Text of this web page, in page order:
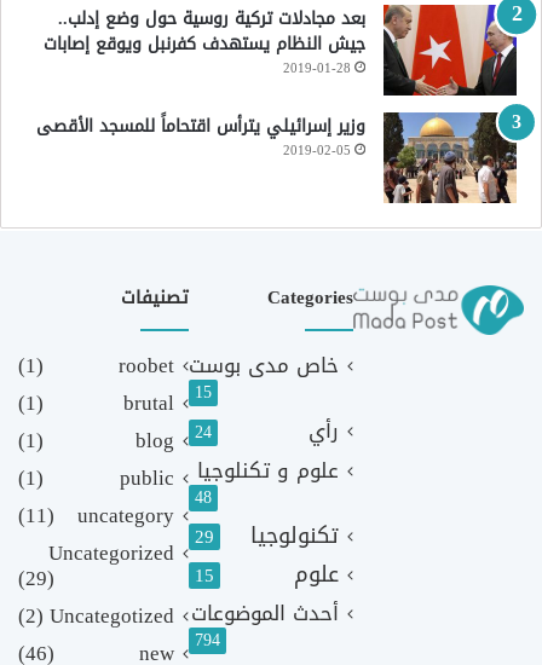
بعد مجادلات تركية روسية حول وضع إدلب..
جيش النظام يستهدف كفرنبل ويوقع إصابات
2019-01-28
وزير إسرائيلي يترأس اقتحاماً للمسجد الأقصى
2019-02-05
Categories
خاص مدى بوست
15
رأي 24
علوم و تكنلوجيا
48
تكنولوجيا 29
علوم 15
أحدث الموضوعات
794
تصنيفات
roobet
(1)
brutal
(1)
blog
(1)
public
(1)
uncategory
(11)
Uncategorized
(29)
Uncategotized
(2)
new
(46)